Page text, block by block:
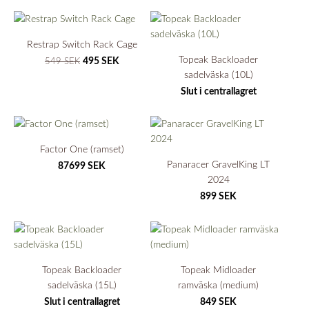
Restrap Switch Rack Cage
549 SEK 495 SEK
Topeak Backloader
sadelväska (10L)
Slut i centrallagret
Factor One (ramset)
87699 SEK
Panaracer GravelKing LT
2024
899 SEK
Topeak Backloader
sadelväska (15L)
Slut i centrallagret
Topeak Midloader
ramväska (medium)
849 SEK